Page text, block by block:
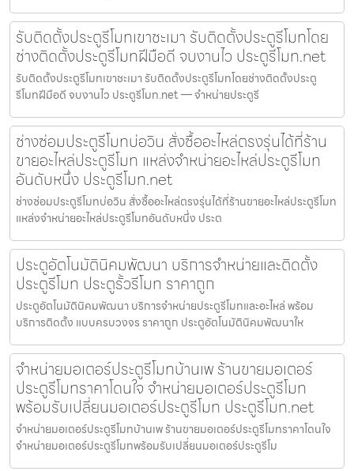
รับติดตั้งประตูรีโมทเขาชะเมา รับติดตั้งประตูรีโมทโดย
ช่างติดตั้งประตูรีโมทฝีมือดี จบงานไว ประตูรีโมท.net
รับติดตั้งประตูรีโมทเขาชะเมา รับติดตั้งประตูรีโมทโดยช่างติดตั้งประตู
รีโมทฝีมือดี จบงานไว ประตูรีโมท.net — จำหน่ายประตูรี
ช่างซ่อมประตูรีโมทบ่อวิน สั่งซื้ออะไหล่ตรงรุ่นได้ที่ร้าน
ขายอะไหล่ประตูรีโมท แหล่งจำหน่ายอะไหล่ประตูรีโมท
อันดับหนึ่ง ประตูรีโมท.net
ช่างซ่อมประตูรีโมทบ่อวิน สั่งซื้ออะไหล่ตรงรุ่นได้ที่ร้านขายอะไหล่ประตูรีโมท
แหล่งจำหน่ายอะไหล่ประตูรีโมทอันดับหนึ่ง ประต
ประตูอัตโนมัตินิคมพัฒนา บริการจำหน่ายและติดตั้ง
ประตูรีโมท ประตูรั้วรีโมท ราคาถูก
ประตูอัตโนมัตินิคมพัฒนา บริการจำหน่ายประตูรีโมทและอะไหล่ พร้อม
บริการติดตั้ง แบบครบวงจร ราคาถูก ประตูอัตโนมัตินิคมพัฒนาให
จำหน่ายมอเตอร์ประตูรีโมทบ้านเพ ร้านขายมอเตอร์
ประตูรีโมทราคาโดนใจ จำหน่ายมอเตอร์ประตูรีโมท
พร้อมรับเปลี่ยนมอเตอร์ประตูรีโมท ประตูรีโมท.net
จำหน่ายมอเตอร์ประตูรีโมทบ้านเพ ร้านขายมอเตอร์ประตูรีโมทราคาโดนใจ
จำหน่ายมอเตอร์ประตูรีโมทพร้อมรับเปลี่ยนมอเตอร์ประตูรีโม